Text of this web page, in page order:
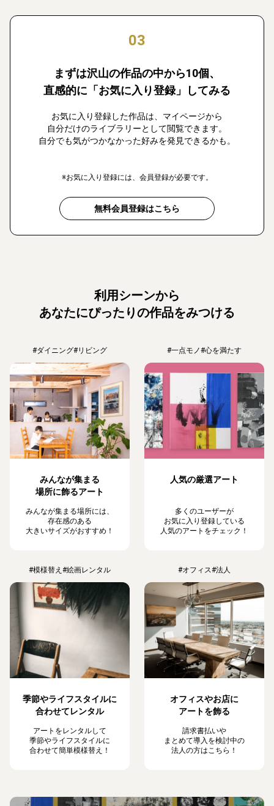
03
まずは沢山の作品の中から10個、
直感的に「お気に入り登録」してみる
お気に入り登録した作品は、マイページから
自分だけのライブラリーとして閲覧できます。
自分でも気がつかなかった好みを発見できるかも。
※お気に入り登録には、会員登録が必要です。
無料会員登録はこちら
利用シーンから
あなたにぴったりの作品をみつける
#ダイニング#リビング
みんなが集まる
場所に飾るアート
みんなが集まる場所には、
存在感のある
大きいサイズがおすすめ！
#一点モノ#心を満たす
人気の厳選アート
多くのユーザーが
お気に入り登録している
人気のアートをチェック！
#模様替え #絵画レンタル
季節やライフスタイルに
合わせてレンタル
アートをレンタルして
季節やライフスタイルに
合わせて簡単模様替え！
#オフィス#法人
オフィスやお店に
アートを飾る
請求書払いや
まとめて導入を検討中の
法人の方はこちら！